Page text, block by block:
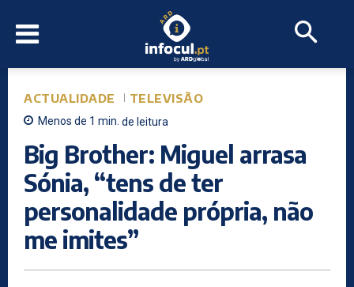
ACTUALIDADE TELEVISÃO
Menos de 1 min. de leitura
Big Brother: Miguel arrasa
Sónia, “tens de ter
personalidade própria, não
me imites”